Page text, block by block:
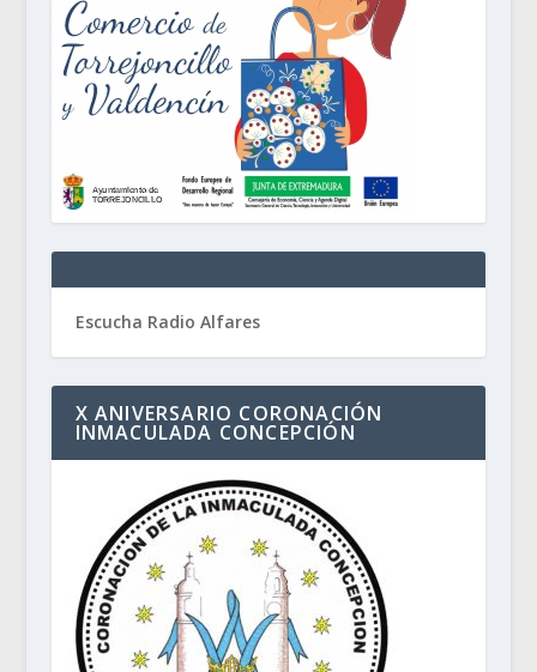
Escucha Radio Alfares
X ANIVERSARIO CORONACIÓN
INMACULADA CONCEPCIÓN